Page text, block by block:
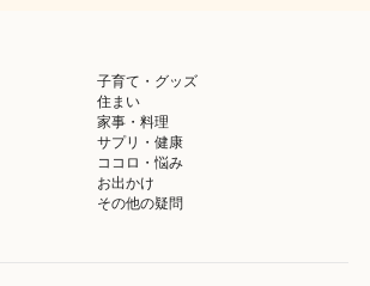
子育て・グッズ
住まい
家事・料理
サプリ・健康
ココロ・悩み
お出かけ
その他の疑問